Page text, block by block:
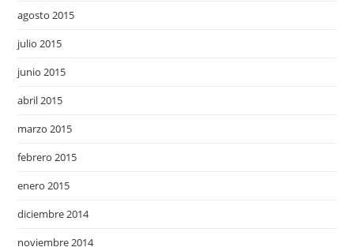
agosto 2015
julio 2015
junio 2015
abril 2015
marzo 2015
febrero 2015
enero 2015
diciembre 2014
noviembre 2014